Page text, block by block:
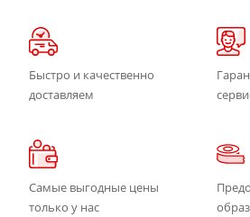
Быстро и качественно
доставляем
Самые выгодные цены
только у нас